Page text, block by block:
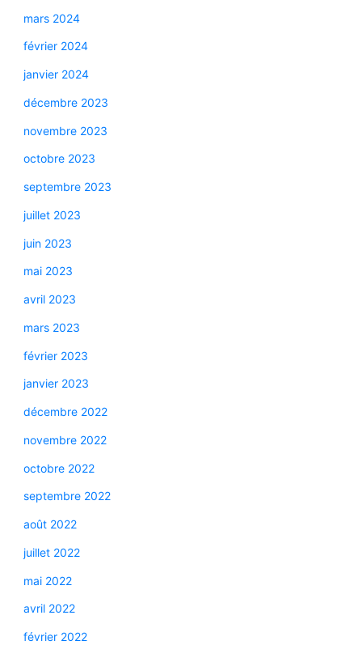
mars 2024
février 2024
janvier 2024
décembre 2023
novembre 2023
octobre 2023
septembre 2023
juillet 2023
juin 2023
mai 2023
avril 2023
mars 2023
février 2023
janvier 2023
décembre 2022
novembre 2022
octobre 2022
septembre 2022
août 2022
juillet 2022
mai 2022
avril 2022
février 2022